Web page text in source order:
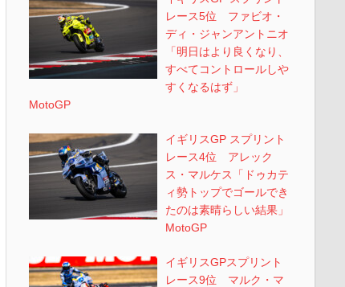
レース5位 ファビオ・
ディ・ジャンアントニオ
「明日はより良くなり、
すべてコントロールしや
すくなるはず」
MotoGP
イギリスGP スプリント
レース4位 アレック
ス・マルケス「ドゥカテ
ィ勢トップでゴールでき
たのは素晴らしい結果」
MotoGP
イギリスGPスプリント
レース9位 マルク・マ